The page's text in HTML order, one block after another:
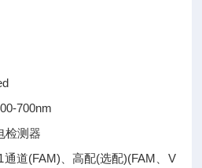
700nm
测器
道(FAM)、高配(选配)(FAM、V